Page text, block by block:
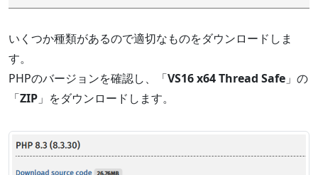
いくつか種類があるので適切なものをダウンロードしま
す。
PHPのバージョンを確認し、「VS16 x64 Thread Safe 」の
「ZIP 」をダウンロードします。